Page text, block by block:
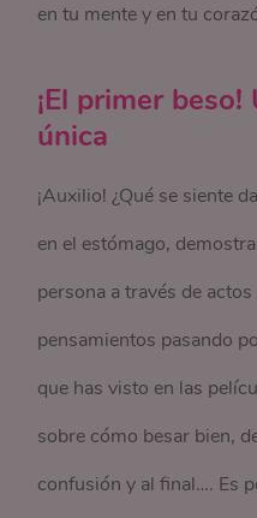
en tu mente y en tu
¡El primer
única
¡Auxilio! ¿Qué se siente
en el estómago,
persona a través de
pensamientos pasando
que has visto en las
sobre cómo besar bien,
confusión y al final…. Es